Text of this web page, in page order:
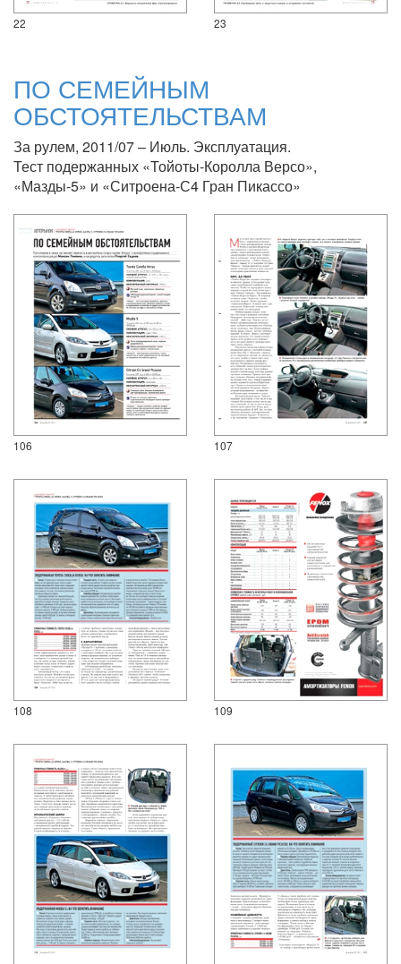
22 23
ПО СЕМЕЙНЫМ
ОБСТОЯТЕЛЬСТВАМ
За рулем, 2011/07 – Июль. Эксплуатация.
Тест подержанных «Тойоты-Королла Версо»,
«Мазды-5» и «Ситроена-С4 Гран Пикассо»
106 107
108 109